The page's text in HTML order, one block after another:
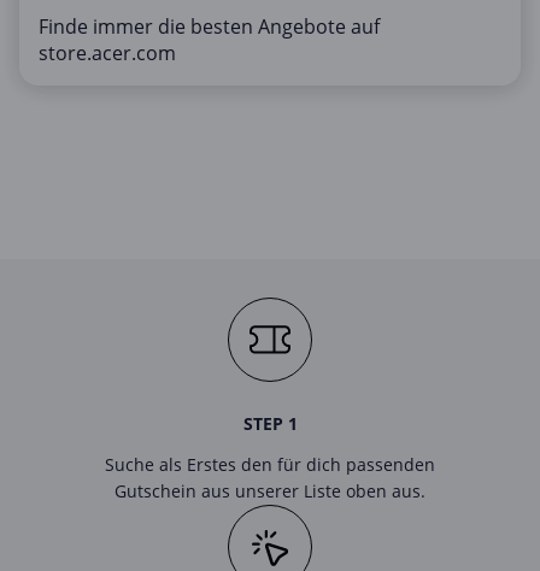
Finde immer die besten Angebote auf
store.acer.com
STEP 1
Suche als Erstes den für dich passenden
Gutschein aus unserer Liste oben aus.